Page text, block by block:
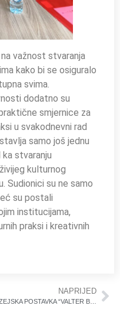
važnost stvaranja
kako bi se osiguralo
svima.
dodatno su
smjernice za
u svakodnevni rad
samo još jednu
ka stvaranju
kulturnog
Sudionici su ne samo
su postali
institucijama,
praksi i kreativnih
NAPRIJED
MUZEJSKA POSTAVKA “VALTER BRANI SARAJEVO”